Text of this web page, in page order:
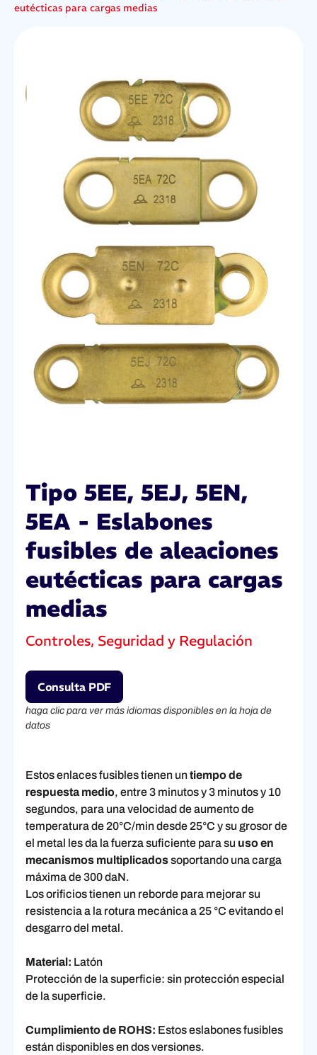
eutécticas para cargas medias
Tipo 5EE, 5EJ, 5EN,
5EA - Eslabones
fusibles de aleaciones
eutécticas para cargas
medias
Controles, Seguridad y Regulación
Consulta PDF
haga clic para ver más idiomas disponibles en la hoja de
datos
Estos enlaces fusibles tienen untiempo de
respuesta medio, entre 3 minutos y 3 minutos y 10
segundos, para una velocidad de aumento de
temperatura de 20°C/min desde 25°C y su grosor de
el metal les da la fuerza suficiente para su uso en
mecanismos multiplicadossoportando una carga
máxima de 300 daN.
Los orificios tienen un reborde para mejorar su
resistencia a la rotura mecánica a 25 °C evitando el
desgarro del metal.
Material: Latón
Protección de la superficie: sin protección especial
de la superficie.
Cumplimiento de ROHS: Estos eslabones fusibles
están disponibles en dos versiones.